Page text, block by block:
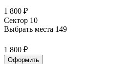
1 800 ₽
Сектор 10
Выбрать места 149
1 800 ₽
Оформить